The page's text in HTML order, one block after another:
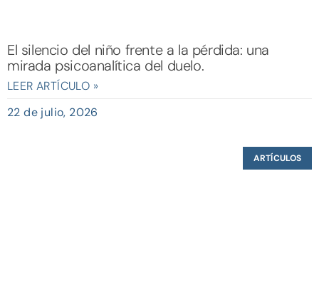
El silencio del niño frente a la pérdida: una
mirada psicoanalítica del duelo.
LEER ARTÍCULO »
22 de julio, 2026
ARTÍCULOS